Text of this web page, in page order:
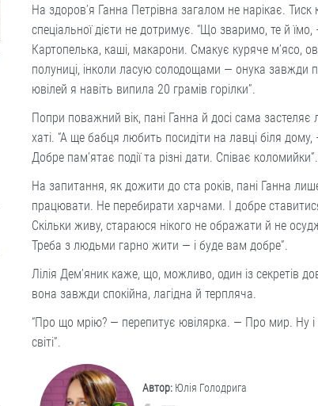
На здоров’я Ганна Петрівна загалом не нарікає.
спеціальної дієти не дотримує. “Що зваримо, те й
Картопелька, каші, макарони. Смакує куряче м’ясо,
полуниці, інколи ласую солодощами — онука завжди
ювілей я навіть випила 20 грамів горілки”.
Попри поважний вік, пані Ганна й досі сама
хаті. “А ще бабця любить посидіти на лавці біля
Добре пам’ятає події та різні дати. Співає коломийки”.
На запитання, як дожити до ста років, пані Ганна
працювати. Не перебирати харчами. І добре
Скільки живу, стараюся нікого не ображати й не
Треба з людьми гарно жити — і буде вам добре”.
Лілія Дем’яник каже, що, можливо, один із секретів
вона завжди спокійна, лагідна й терпляча.
“Про що мрію? — перепитує ювілярка. — Про мир. Ну
світі”.
Автор: Юлія Голодрига